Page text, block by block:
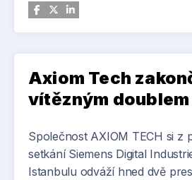
zvyšování efektivity výroby
managementu. Vozák do
v souvislosti s rozšiřováním
pro automotive sektor. Nová
ředitele vznikla v návaznosti na
Axiom Tech
vítězným doublem
Společnost AXIOM TECH si z
setkání Siemens Digital
Istanbulu odváží hned dvě